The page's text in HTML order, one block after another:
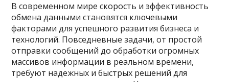
В современном мире скорость и эффективность
обмена данными становятся ключевыми
факторами для успешного развития бизнеса и
технологий. Повседневные задачи, от простой
отправки сообщений до обработки огромных
массивов информации в реальном времени,
требуют надежных и быстрых решений для